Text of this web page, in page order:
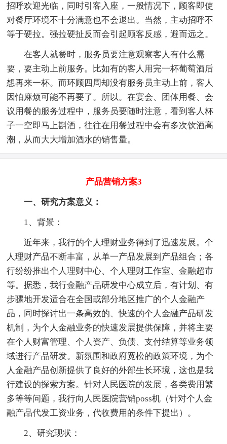
招呼欢迎光临，同时引客入座，一般情况下，顾客即使
对餐厅环境不十分满意也不会退出。当然，主动招呼不
等于硬拉。强拉硬扯反而会引起顾客反感，避而远之。
在客人就餐时，服务员要注意观察客人有什么需
要，要主动上前服务。比如有的客人用完一杯葡萄酒后
想再来一杯。而环顾四周却没有服务员主动上前，客人
因怕麻烦可能不再要了。所以。在宴会、团体用餐、会
议用餐的服务过程中，服务员要随时注意，看到客人杯
子一空即马上斟酒，往往在用餐过程中会有多次饮酒高
潮，从而大大增加酒水的销售量。
产品营销方案3
一、研究方案意义：
1、背景：
近年来，我行的个人理财业务得到了迅速发展。个
人理财产品不断丰富，从单一产品发展到产品组合；各
行纷纷推出个人理财中心、个人理财工作室、金融超市
等。据悉，我行金融产品研发中心成立后，有计划、有
步骤地开发适合在全国或部分地区推广的个人金融产
品，同时探讨出一条高效的、快速的个人金融产品研发
机制，为个人金融业务的快速发展提供保障，并将主要
在个人财富管理、个人资产、负债、支付结算等业务领
域进行产品研发。新氛围和政府宽松的政策环境，为个
人金融产品创新提供了良好的外部生长环境，这也是我
行建设的探索方案。针对人民医院的发展，各类费用繁
多等等问题，我行向人民医院营销poss机（针对个人金
融产品代发工资业务，代收费用的条件下提出）。
2、研究现状：